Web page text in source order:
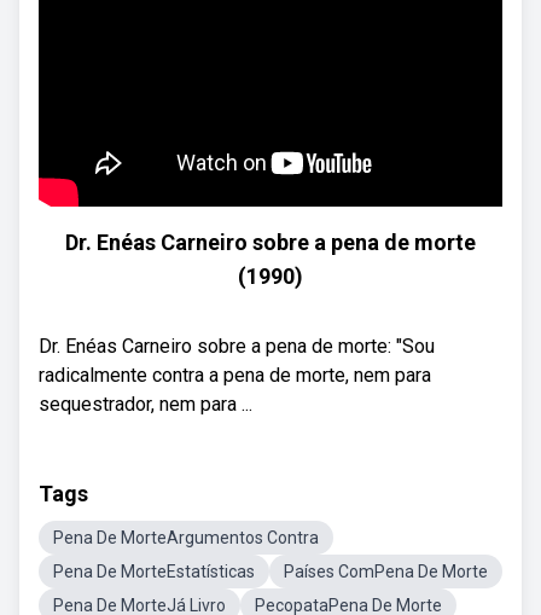
Dr. Enéas Carneiro sobre a pena de morte
(1990)
Dr. Enéas Carneiro sobre a pena de morte: "Sou
radicalmente contra a pena de morte, nem para
sequestrador, nem para ...
Tags
Pena De MorteArgumentos Contra
Pena De MorteEstatísticas
Países ComPena De Morte
Pena De MorteJá Livro
PecopataPena De Morte